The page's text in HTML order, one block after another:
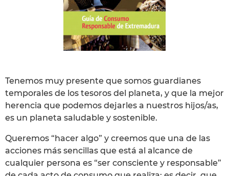
Tenemos muy presente que somos guardianes
temporales de los tesoros del planeta, y que la mejor
herencia que podemos dejarles a nuestros hijos/as,
es un planeta saludable y sostenible.
Queremos “hacer algo” y creemos que una de las
acciones más sencillas que está al alcance de
cualquier persona es “ser consciente y responsable”